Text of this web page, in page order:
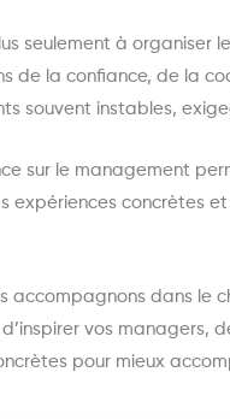
seulement à organiser
de la confiance, de la
souvent instables,
sur le management
expériences concrètes
accompagnons dans le
vos managers,
pour mieux